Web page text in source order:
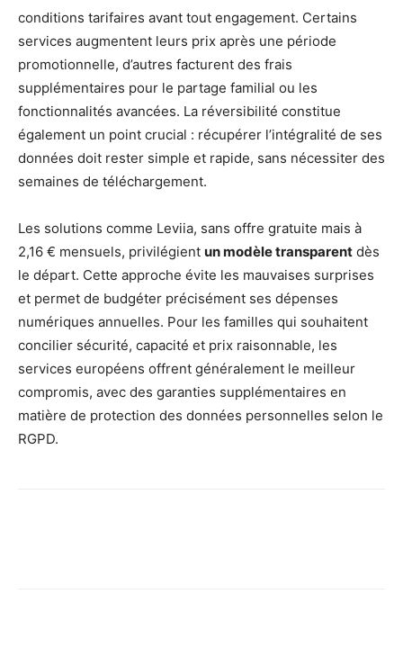
conditions tarifaires avant tout engagement. Certains
services augmentent leurs prix après une période
promotionnelle, d’autres facturent des frais
supplémentaires pour le partage familial ou les
fonctionnalités avancées. La réversibilité constitue
également un point crucial : récupérer l’intégralité de ses
données doit rester simple et rapide, sans nécessiter des
semaines de téléchargement.
Les solutions comme Leviia, sans offre gratuite mais à
2,16 € mensuels, privilégient un modèle transparent dès
le départ. Cette approche évite les mauvaises surprises
et permet de budgéter précisément ses dépenses
numériques annuelles. Pour les familles qui souhaitent
concilier sécurité, capacité et prix raisonnable, les
services européens offrent généralement le meilleur
compromis, avec des garanties supplémentaires en
matière de protection des données personnelles selon le
RGPD.